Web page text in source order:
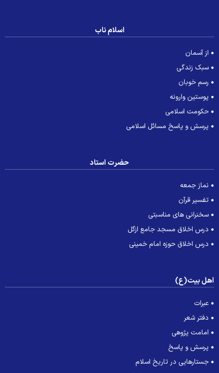
اسلام ناب
از آسمان
سبک زندگی
رسم خوبان
پوستین وارونه
حکومت اسلامی
پرسش و پاسخ مسائل اسلامی
حضرت استاد
نماز جمعه
تفسیر قرآن
سخنرانی های مناسبتی
درس اخلاق مسجد جامع ازگل
درس اخلاق حوزه امام خمینی
بیت(ع)
عبرات
دفتر شعر
امامت پژوهی
پرسش و پاسخ
جستارهایی در تاریخ اسلام